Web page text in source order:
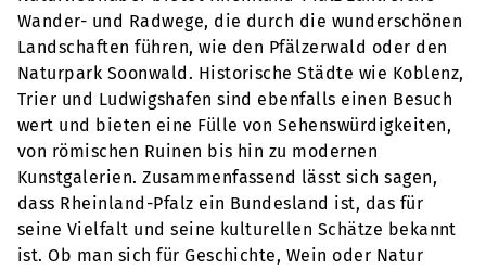
Wander- und Radwege, die durch die wunderschönen
Landschaften führen, wie den Pfälzerwald oder den
Naturpark Soonwald. Historische Städte wie Koblenz,
Trier und Ludwigshafen sind ebenfalls einen Besuch
wert und bieten eine Fülle von Sehenswürdigkeiten,
von römischen Ruinen bis hin zu modernen
Kunstgalerien. Zusammenfassend lässt sich sagen,
dass Rheinland-Pfalz ein Bundesland ist, das für
seine Vielfalt und seine kulturellen Schätze bekannt
ist. Ob man sich für Geschichte, Wein oder Natur